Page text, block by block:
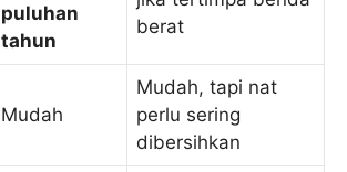
puluhan
tahun
berat
Mudah
Mudah, tapi nat
perlu sering
dibersihkan